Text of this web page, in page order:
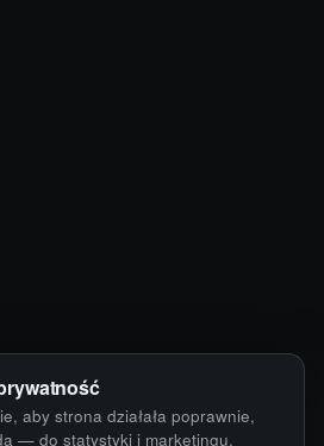
aby strona działała poprawnie,
— do statystyki i marketingu.